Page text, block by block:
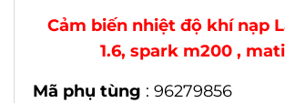
Cảm biến nhiệt độ khí nạp
1.6, spark m200 ,
Mã phụ tùng : 96279856